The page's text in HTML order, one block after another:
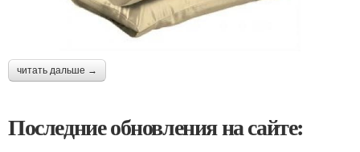
читать дальше →
Последние обновления на сайте: